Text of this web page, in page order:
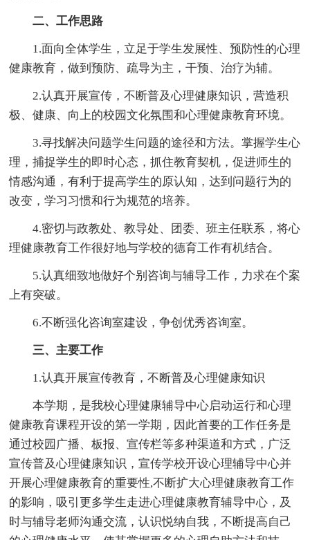
二、工作思路
1.面向全体学生，立足于学生发展性、预防性的心理
健康教育，做到预防、疏导为主，干预、治疗为辅。
2.认真开展宣传，不断普及心理健康知识，营造积
极、健康、向上的校园文化氛围和心理健康教育环境。
3.寻找解决问题学生问题的途径和方法。掌握学生心
理，捕捉学生的即时心态，抓住教育契机，促进师生的
情感沟通，有利于提高学生的原认知，达到问题行为的
改变，学习习惯和行为规范的培养。
4.密切与政教处、教导处、团委、班主任联系，将心
理健康教育工作很好地与学校的德育工作有机结合。
5.认真细致地做好个别咨询与辅导工作，力求在个案
上有突破。
6.不断强化咨询室建设，争创优秀咨询室。
三、主要工作
1.认真开展宣传教育，不断普及心理健康知识
本学期，是我校心理健康辅导中心启动运行和心理
健康教育课程开设的第一学期，因此首要的工作任务是
通过校园广播、板报、宣传栏等多种渠道和方式，广泛
宣传普及心理健康知识，宣传学校开设心理辅导中心并
开展心理健康教育的重要性,不断扩大心理健康教育工作
的影响，吸引更多学生走进心理健康教育辅导中心，及
时与辅导老师沟通交流，认识悦纳自我，不断提高自己